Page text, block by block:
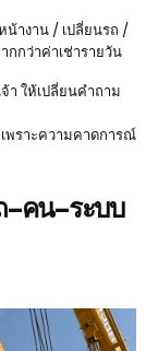
น้างาน / เปลี่ยนรถ /
กกว่าค่าเช่ารายวัน
า ให้เปลี่ยนคำถาม
เพราะความคาดการณ์
–คน–ระบบ